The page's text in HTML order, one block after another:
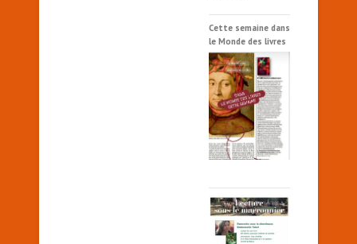
Cette semaine dans
le Monde des livres